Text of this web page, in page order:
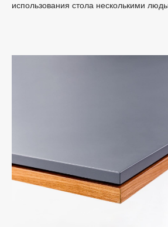
использования стола несколькими